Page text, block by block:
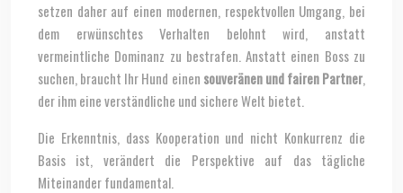
setzen daher auf einen modernen, respektvollen Umgang, bei
dem erwünschtes Verhalten belohnt wird, anstatt
vermeintliche Dominanz zu bestrafen. Anstatt einen Boss zu
suchen, braucht Ihr Hund einen souveränen und fairen Partner
der ihm eine verständliche und sichere Welt bietet.
Die Erkenntnis, dass Kooperation und nicht Konkurrenz die
Basis ist, verändert die Perspektive auf das tägliche
Miteinander fundamental.